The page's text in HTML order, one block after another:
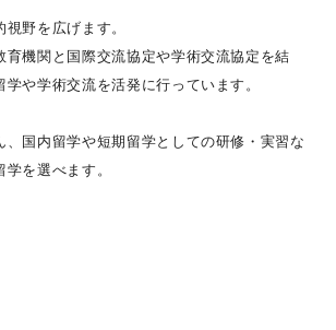
野を広げます。
育機関と国際交流協定や学術交流協定を結
や学術交流を活発に行っています。
、国内留学や短期留学としての研修・実習な
を選べます。